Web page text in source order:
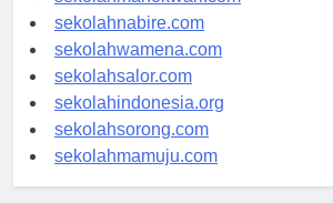
sekolahmanokwari.com
sekolahnabire.com
sekolahwamena.com
sekolahsalor.com
sekolahindonesia.org
sekolahsorong.com